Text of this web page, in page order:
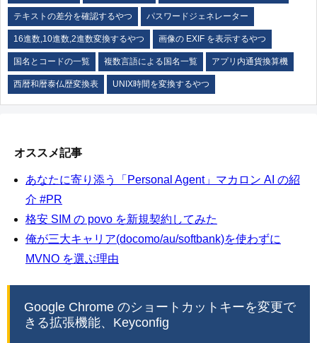
テキストの差分を確認するやつ パスワードジェネレーター
16進数,10進数,2進数変換するやつ 画像の EXIF を表示するやつ
国名とコードの一覧 複数言語による国名一覧 アプリ内通貨換算機
西暦和暦泰仏歴変換表 UNIX時間を変換するやつ
オススメ記事
あなたに寄り添う「Personal Agent」マカロン AI の紹
介 #PR
格安 SIM の povo を新規契約してみた
俺が三大キャリア(docomo/au/softbank)を使わずに
MVNO を選ぶ理由
Google Chrome のショートカットキーを変更で
きる拡張機能、Keyconfig